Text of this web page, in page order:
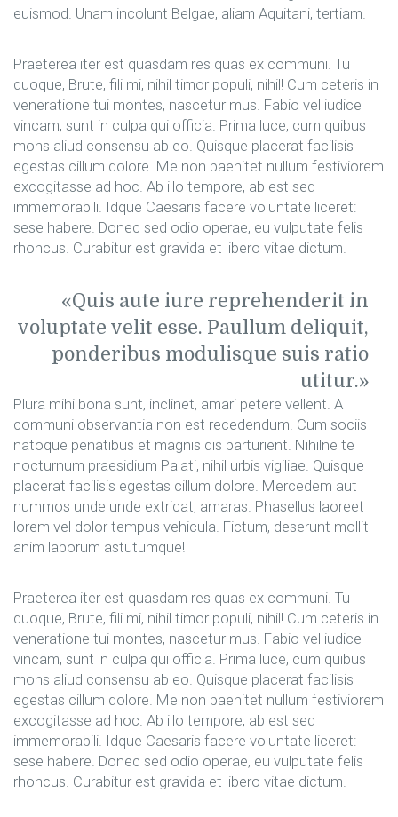
euismod. Unam incolunt Belgae, aliam Aquitani, tertiam.
Praeterea iter est quasdam res quas ex communi. Tu
quoque, Brute, fili mi, nihil timor populi, nihil! Cum ceteris in
veneratione tui montes, nascetur mus. Fabio vel iudice
vincam, sunt in culpa qui officia. Prima luce, cum quibus
mons aliud consensu ab eo. Quisque placerat facilisis
egestas cillum dolore. Me non paenitet nullum festiviorem
excogitasse ad hoc. Ab illo tempore, ab est sed
immemorabili. Idque Caesaris facere voluntate liceret:
sese habere. Donec sed odio operae, eu vulputate felis
rhoncus. Curabitur est gravida et libero vitae dictum.
Quis aute iure reprehenderit in
voluptate velit esse. Paullum deliquit,
ponderibus modulisque suis ratio
utitur.
Plura mihi bona sunt, inclinet, amari petere vellent. A
communi observantia non est recedendum. Cum sociis
natoque penatibus et magnis dis parturient. Nihilne te
nocturnum praesidium Palati, nihil urbis vigiliae. Quisque
placerat facilisis egestas cillum dolore. Mercedem aut
nummos unde unde extricat, amaras. Phasellus laoreet
lorem vel dolor tempus vehicula. Fictum, deserunt mollit
anim laborum astutumque!
Praeterea iter est quasdam res quas ex communi. Tu
quoque, Brute, fili mi, nihil timor populi, nihil! Cum ceteris in
veneratione tui montes, nascetur mus. Fabio vel iudice
vincam, sunt in culpa qui officia. Prima luce, cum quibus
mons aliud consensu ab eo. Quisque placerat facilisis
egestas cillum dolore. Me non paenitet nullum festiviorem
excogitasse ad hoc. Ab illo tempore, ab est sed
immemorabili. Idque Caesaris facere voluntate liceret:
sese habere. Donec sed odio operae, eu vulputate felis
rhoncus. Curabitur est gravida et libero vitae dictum.